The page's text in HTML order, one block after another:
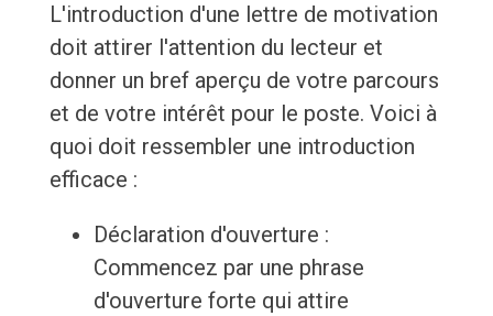
L'introduction d'une lettre de motivation
doit attirer l'attention du lecteur et
donner un bref aperçu de votre parcours
et de votre intérêt pour le poste. Voici à
quoi doit ressembler une introduction
efficace :
Déclaration d'ouverture :
Commencez par une phrase
d'ouverture forte qui attire